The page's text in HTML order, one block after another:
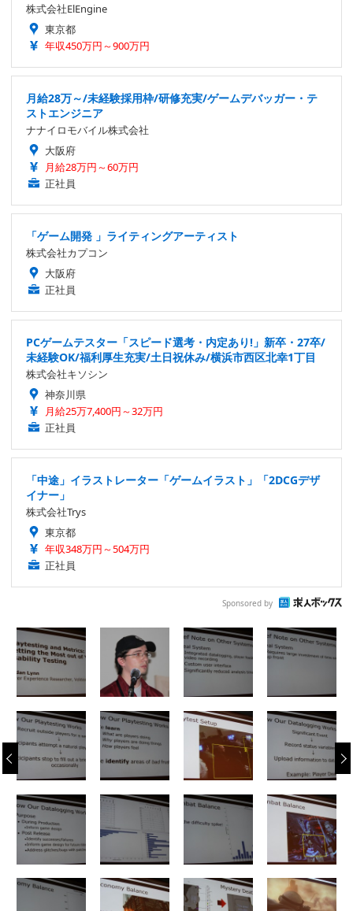
株式会社ElEngine
東京都
年収450万円～900万円
月給28万～/未経験採用枠/研修充実/ゲームデバッガー・テ
ストエンジニア
ナナイロモバイル株式会社
大阪府
月給28万円～60万円
正社員
「ゲーム開発 」ライティングアーティスト
株式会社カプコン
大阪府
正社員
PCゲームテスター「スピード選考・内定あり!」新卒・27卒/
未経験OK/福利厚生充実/土日祝休み/横浜市西区北幸1丁目
株式会社キソシン
神奈川県
月給25万7,400円～32万円
正社員
「中途」イラストレーター「ゲームイラスト」「2DCGデザ
イナー」
株式会社Trys
東京都
年収348万円～504万円
正社員
Sponsored by
‹